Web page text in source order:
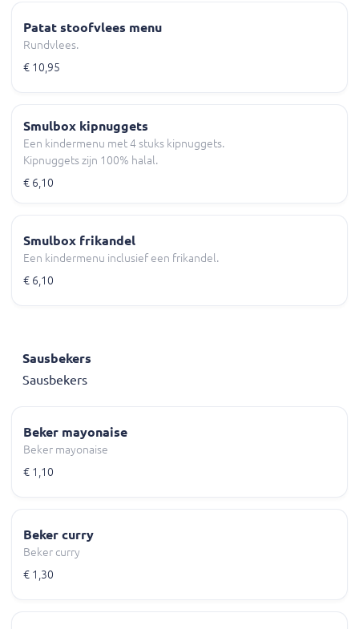
Patat stoofvlees menu
Rundvlees.
€ 10,95
Smulbox kipnuggets
Een kindermenu met 4 stuks kipnuggets.
Kipnuggets zijn 100% halal.
€ 6,10
Smulbox frikandel
Een kindermenu inclusief een frikandel.
€ 6,10
Sausbekers
Sausbekers
Beker mayonaise
Beker mayonaise
€ 1,10
Beker curry
Beker curry
€ 1,30